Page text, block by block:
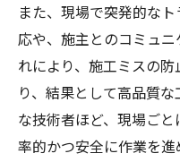
防水工事技術
報
防水工事コ
素
優秀技術者に共通
また、現場で突発的な
応や、施主とのコミュ
れにより、施工ミスの
り、結果として高品質
な技術者ほど、現場ご
率的かつ安全に作業を進